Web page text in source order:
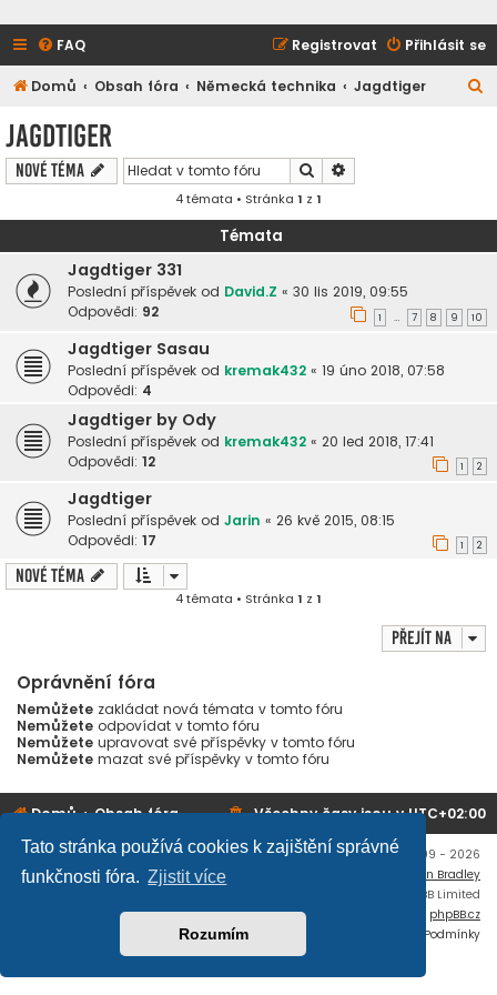
Tato stránka používá cookies k zajištění správné
funkčnosti fóra. Zjistit více
Rozumím
FAQ Přihlásit se
Registrovat
Domů Obsah fóra Německá technika Jagdtiger
Jagdtiger
Nové téma Hledat
4 témata • Stránka 1 z 1
Témata
Jagdtiger 331
Poslední příspěvek od David.Z « 30 lis 2019, 09:55
Odpovědi: 92 1 … 7 8 9 10
Jagdtiger Sasau
Poslední příspěvek od kremak432 « 19 úno 2018, 07:58
Odpovědi: 4
Jagdtiger by Ody
Poslední příspěvek od kremak432 « 20 led 2018, 17:41
Odpovědi: 12 1 2
Jagdtiger
Poslední příspěvek od Jarin « 26 kvě 2015, 08:15
Odpovědi: 17 1 2
Nové téma
4 témata • Stránka 1 z 1
Přejít na
Oprávnění fóra
Nemůžete zakládat nová témata v tomto fóru
Nemůžete odpovídat v tomto fóru
Nemůžete upravovat své příspěvky v tomto fóru
Nemůžete mazat své příspěvky v tomto fóru
Domů Obsah fóra Všechny časy jsou vUTC+02:00
Copyright © mujtank.cz 2009 - 2026
Ian Bradley
® Forum Software © phpBB Limited
phpBB.cz
Podmínky